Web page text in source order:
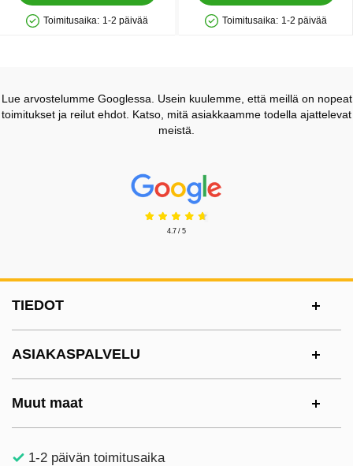
Saatavuus: Varastossa
Toimitusaika: 1-2 päivää
Saatavuus: Varastossa
Toimitusaika: 1-2 päivää
Lue arvostelumme Googlessa. Usein kuulemme, että meillä on nopeat
toimitukset ja reilut ehdot. Katso, mitä asiakkaamme todella ajattelevat
meistä.
Prisjakt Arvostelu: 4.7 Tähdet
4.7 / 5
TIEDOT
ASIAKASPALVELU
Muut maat
1-2 päivän toimitusaika